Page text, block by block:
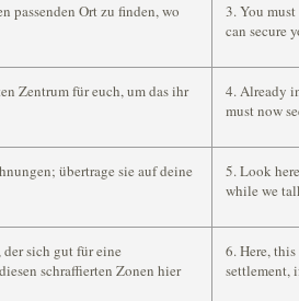
passenden Ort zu finden, wo
3. You
can secure
Zentrum für euch, um das ihr
4. Already
must now
übertrage sie auf deine
5. Look
while we
sich gut für eine
schraffierten Zonen hier
6. Here,
settlement,